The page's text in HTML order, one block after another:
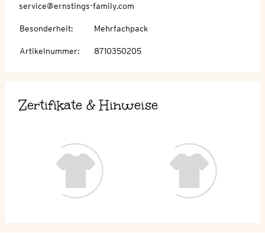
service@ernstings-family.com
Besonderheit: Mehrfachpack
Artikelnummer: 8710350205
Zertifikate & Hinweise